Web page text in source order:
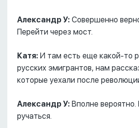
Александр У: Совершенно
Перейти через мост.
Катя: И там есть еще какой-то
русских эмигрантов, нам
которые уехали после
Александр У: Вполне вероятно.
ручаться.